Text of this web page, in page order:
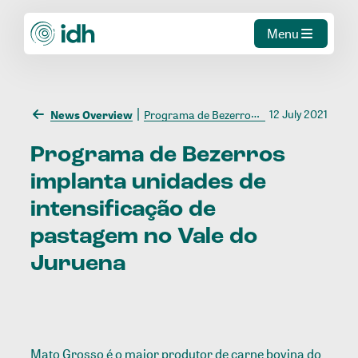
Menu
News Overview Programa de Bezerros implanta unidades de intensificação de pastagem no Vale do Juruena 12 July 2021
Programa de Bezerros
implanta unidades de
intensificação de
pastagem no Vale do
Juruena
Mato Grosso é o maior produtor de carne bovina do